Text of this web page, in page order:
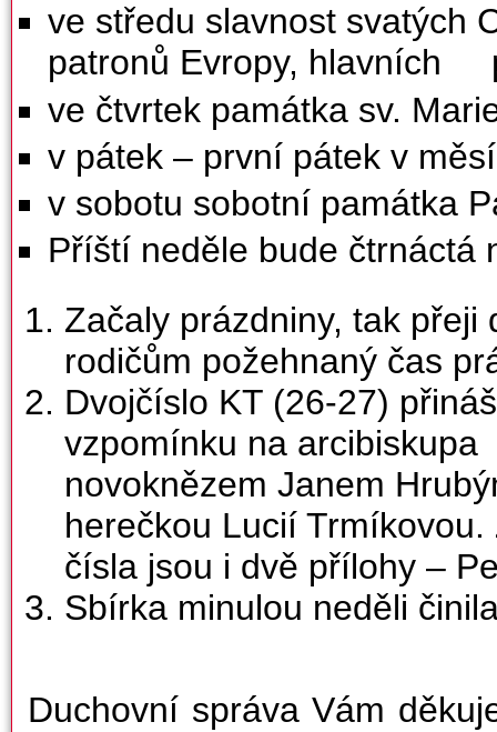
ve středu slavnost svatých
patronů Evropy, hlavních
ve čtvrtek památka sv.
v pátek – první pátek v
v sobotu sobotní památka
Příští neděle bude čtrnáctá
Začaly prázdniny, tak
rodičům požehnaný čas
Dvojčíslo KT (26-27)
vzpomínku na
novoknězem Janem
herečkou Lucií
čísla jsou i dvě přílohy –
Sbírka minulou neděli
Duchovní správa Vám